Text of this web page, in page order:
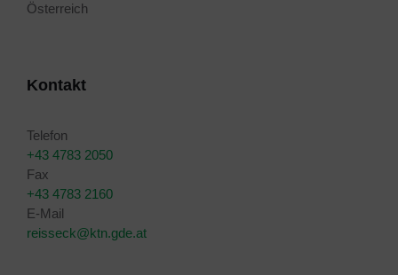
Österreich
Kontakt
Telefon
+43 4783 2050
Fax
+43 4783 2160
E-Mail
reisseck@ktn.gde.at